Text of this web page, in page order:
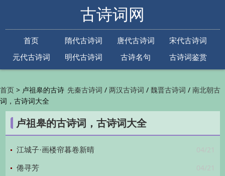
古诗词网
首页 隋代古诗词 唐代古诗词
宋代古诗词
元代古诗词
明代古诗词 古诗名句
古诗词鉴赏
先秦古诗词 /两汉古诗词 /魏晋古诗词 /南北朝古
代古诗词/金朝古诗词/元代古诗词/明代古诗词
/清代古诗词/近现代古诗词
鉴赏/古诗下一句/古诗上一句/
首页 > 卢祖皋的古诗
词，古诗词大全
卢祖皋的古诗词，古诗词大全
04/21
江城子·画楼帘暮卷新晴
04/21
倦寻芳